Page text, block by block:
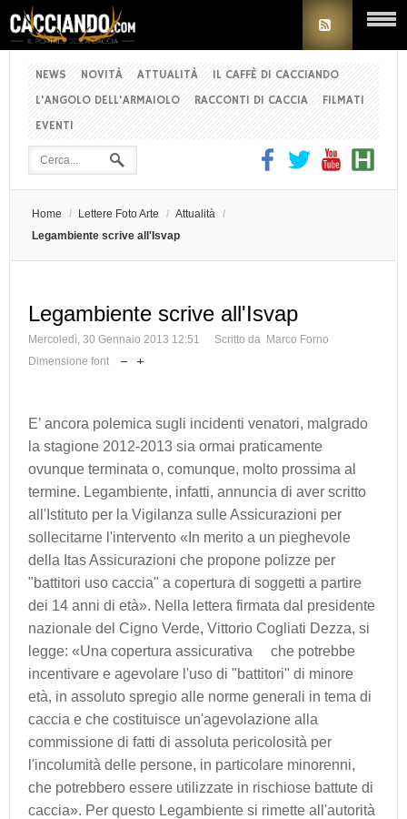
NEWS NOVITÀ ATTUALITÀ
IL CAFFÈ DI CACCIANDO
L'ANGOLO DELL'ARMAIOLO
RACCONTI DI CACCIA
FILMATI
EVENTI
Home / Lettere Foto Arte / Attualità /
Legambiente scrive all'Isvap
Legambiente scrive all'Isvap
Mercoledì, 30 Gennaio 2013 12:51
Scritto da Marco Forno
Dimensione font
E’ ancora polemica sugli incidenti venatori, malgrado
la stagione 2012-2013 sia ormai praticamente
ovunque terminata o, comunque, molto prossima al
termine. Legambiente, infatti, annuncia di aver scritto
all'Istituto per la Vigilanza sulle Assicurazioni per
sollecitarne l'intervento «In merito a un pieghevole
della Itas Assicurazioni che propone polizze per
"battitori uso caccia" a copertura di soggetti a partire
dei 14 anni di età». Nella lettera firmata dal presidente
nazionale del Cigno Verde, Vittorio Cogliati Dezza, si
legge: «Una copertura assicurativa che potrebbe
incentivare e agevolare l'uso di "battitori" di minore
età, in assoluto spregio alle norme generali in tema di
caccia e che costituisce un'agevolazione alla
commissione di fatti di assoluta pericolosità per
l'incolumità delle persone, in particolare minorenni,
che potrebbero essere utilizzate in rischiose battute di
caccia». Per questo Legambiente si rimette all'autorità